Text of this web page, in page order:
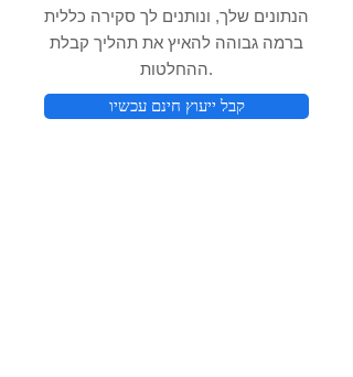
הנתונים שלך, ונותנים לך סקירה כללית
ברמה גבוהה להאיץ את תהליך קבלת
ההחלטות.
קבל ייעוץ חינם עכשיו